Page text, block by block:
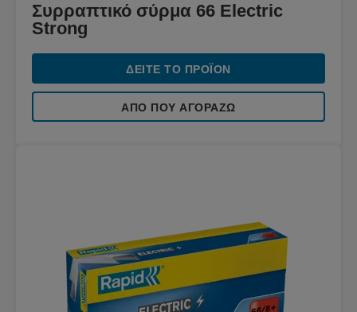
Συρραπτικό σύρμα 66 Electric
Strong
ΔΕΊΤΕ ΤΟ ΠΡΟΪΌΝ
ΑΠΌ ΠΟΥ ΑΓΟΡΆΖΩ